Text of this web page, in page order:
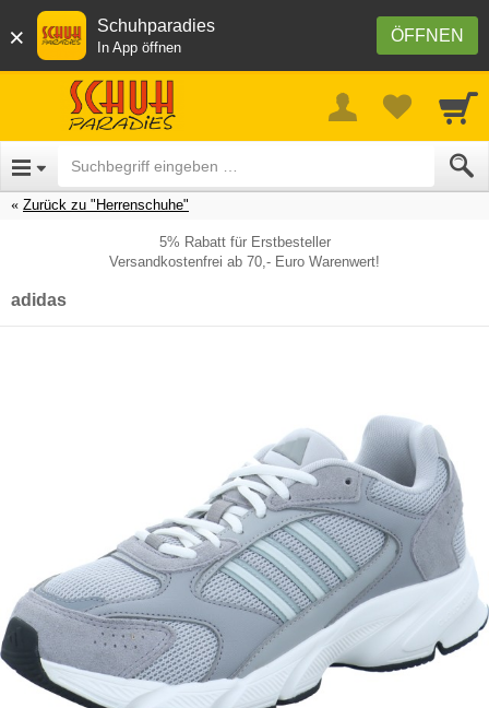
× ÖFFNEN
Schuhparadies
In App öffnen
Zurück zu "Herrenschuhe"
5% Rabatt für Erstbesteller
Versandkostenfrei ab 70,- Euro Warenwert!
adidas